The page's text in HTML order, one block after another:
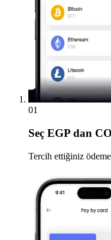
01
Seç EGP dan
Tercih ettiğiniz